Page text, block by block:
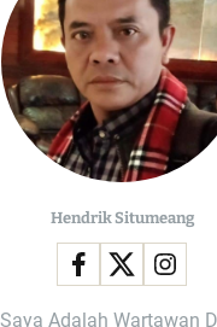
Hendrik Situmeang
Saya Adalah Wartawan